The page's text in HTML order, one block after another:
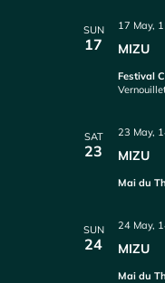
SUN
17 MIZU
17 May,
Festival
SAT
23 MIZU
23 May,
Mai du
SUN
24 MIZU
24 May,
Mai du